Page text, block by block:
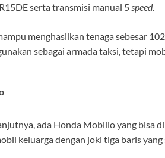
serta transmisi manual 5 speed.
menghasilkan tenaga sebesar
sebagai armada taksi, tetapi
ada Honda Mobilio yang bisa
keluarga dengan joki tiga baris